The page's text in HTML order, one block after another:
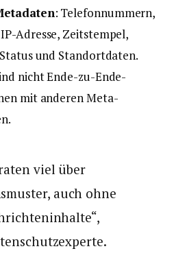
: Telefonnummern,
Adresse, Zeitstempel,
und Standortdaten.
nicht Ende-zu-Ende-
mit anderen Meta-
viel über
auch ohne